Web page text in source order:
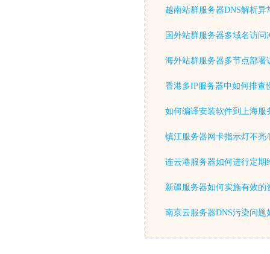
越南站群服务器DNS解析异
国外站群服务器多域名访问
海外站群服务器多节点部署
香港多IP服务器中如何排查
如何编译安装软件到上海服
镇江服务器网卡指示灯不亮
连云港服务器如何进行定期
新疆服务器如何实施有效的
南京云服务器DNS污染问题